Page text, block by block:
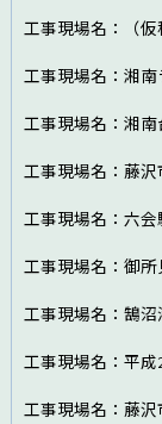
工事現場名：（
工事現場名：湘
工事現場名：湘
工事現場名：藤
工事現場名：六
工事現場名：御所
工事現場名：鵠沼
工事現場名：平成
工事現場名：藤